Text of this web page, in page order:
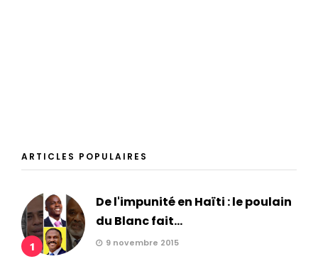
ARTICLES POPULAIRES
1
De l'impunité en Haïti : le poulain
du Blanc fait...
9 novembre 2015